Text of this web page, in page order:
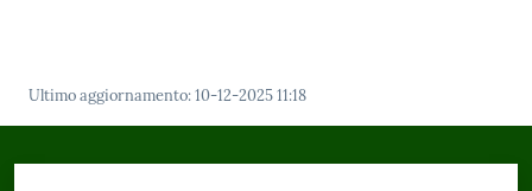
Vivere
Ultimo aggiornamento:10-12-2025 11:18